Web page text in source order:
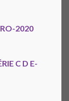
2020
C D E-